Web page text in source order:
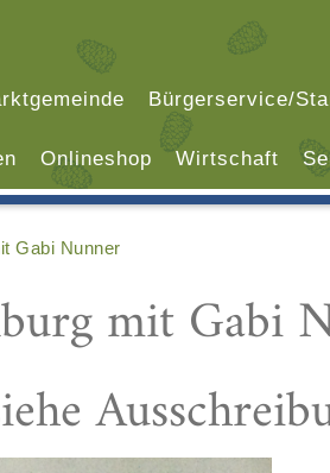
Bürgerservice/
Onlineshop Wirtschaft
Gabi Nunner
mit Gabi